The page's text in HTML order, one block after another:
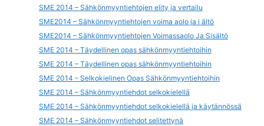
SME 2014 – Sähkönmyyntiehtojen elity ja vertailu
SME2014 – Sähkönmyyntiehtojen voima aolo ja i ältö
SME2014 – Sähkönmyyntiehtojen Voimassaolo Ja Sisältö
SME 2014 – Täydellinen opas sähkönmyyntiehtoihin
SME 2014 – Täydellinen opas sähkönmyyntiehtoihin
SME 2014 – Selkokielinen Opas Sähkönmyyntiehtoihin
SME 2014 – Sähkönmyyntiehdot selkokielellä
SME 2014 – Sähkönmyyntiehdot selkokielellä ja käytännössä
SME 2014 – Sähkönmyyntiehdot selitettynä